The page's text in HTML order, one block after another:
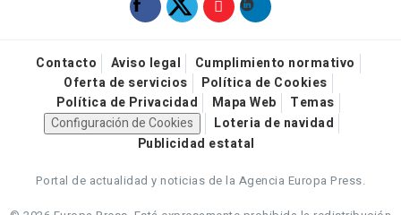
Contacto Aviso legal
Cumplimiento normativo
Oferta de servicios
Política de Cookies
Política de Privacidad
Mapa Web
Temas
Configuración de Cookies
Loteria de navidad
Publicidad estatal
Portal de actualidad y noticias de la Agencia Europa Press.